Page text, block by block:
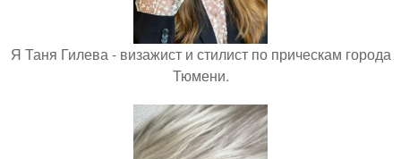
Я Таня Гилева - визажист и стилист по прическам города
Тюмени.